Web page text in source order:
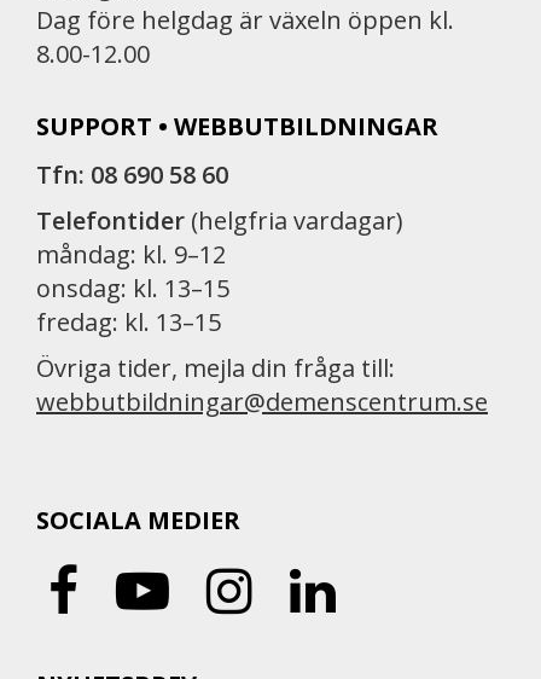
Dag före helgdag är växeln öppen kl.
8.00-12.00
SUPPORT • WEBBUTBILDNINGAR
Tfn: 08 690 58 60
Telefontider (helgfria vardagar)
måndag: kl. 9–12
onsdag: kl. 13–15
fredag: kl. 13–15
Övriga tider, mejla din fråga till:
webbutbildningar@demenscentrum.se
SOCIALA MEDIER